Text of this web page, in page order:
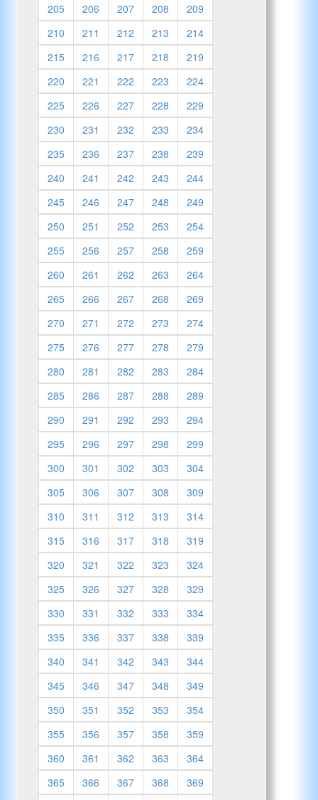
205
206 207 208
209
210
211 212 213
214
215
216 217 218
219
220
221 222 223
224
225
226 227 228
229
230
231 232 233
234
235
236 237 238
239
240
241 242 243
244
245
246 247 248
249
250
251 252 253
254
255
256 257 258
259
260
261 262 263
264
265
266 267 268
269
270
271 272 273
274
275
276 277 278
279
280
281 282 283
284
285
286 287 288
289
290
291 292 293
294
295
296 297 298
299
300
301 302 303
304
305
306 307 308
309
310
311 312 313
314
315
316 317 318
319
320
321 322 323
324
325
326 327 328
329
330
331 332 333
334
335
336 337 338
339
340
341 342 343
344
345
346 347 348
349
350
351 352 353
354
355
356 357 358
359
360
361 362 363
364
365
366 367 368
369